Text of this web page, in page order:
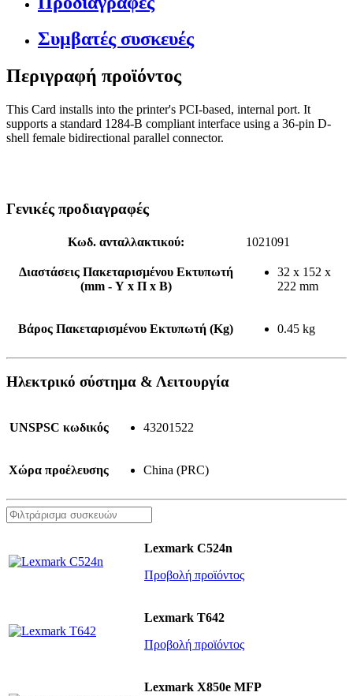
Συμβατές συσκευές
Περιγραφή προϊόντος
This Card installs into the printer's PCI-based, internal port. It
supports a standard 1284-B compliant interface using a 36-pin D-
shell female bidirectional parallel connector.
Γενικές προδιαγραφές
Κωδ. ανταλλακτικού: 1021091
Διαστάσεις Πακεταρισμένου Εκτυπωτή
(mm - Υ x Π x Β)
32 x 152 x
222 mm
Βάρος Πακεταρισμένου Εκτυπωτή (Kg) 0.45 kg
Ηλεκτρικό σύστημα & Λειτουργία
UNSPSC κωδικός 43201522
Χώρα προέλευσης China (PRC)
Lexmark C524n
Προβολή προϊόντος
Lexmark T642
Προβολή προϊόντος
Lexmark X850e MFP